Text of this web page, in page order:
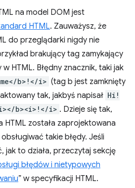
na model DOM jest
HTML. Zauważysz, że
do przeglądarki nigdy nie
brakujący tag zamykający
HTML. Błędny znacznik, taki jak
b>!</i> (tag b jest zamknięty
tak, jakbyś napisał Hi!
b><i>!</i> . Dzieje się tak,
HTML została zaprojektowana
takie błędy. Jeśli
jak to działa, przeczytaj sekcję
błędów i nietypowych
” w specyfikacji HTML.